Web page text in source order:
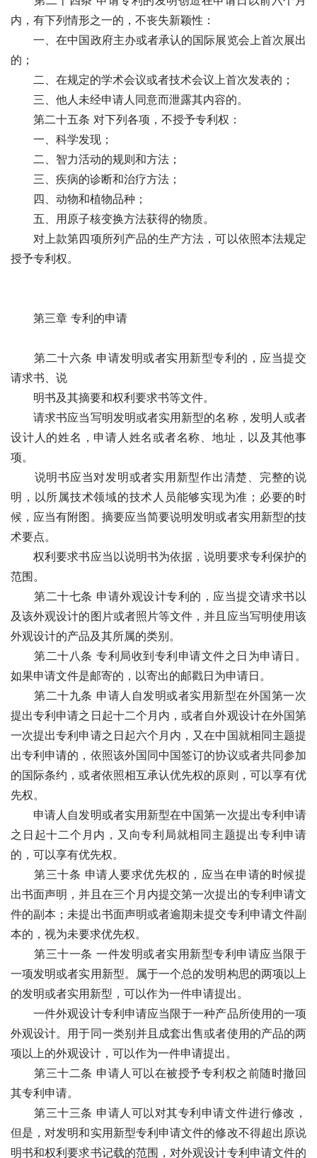
内，有下列情形之一的，不丧失新颖性：
一、在中国政府主办或者承认的国际展览会上首次展出
的；
二、在规定的学术会议或者技术会议上首次发表的；
三、他人未经申请人同意而泄露其内容的。
第二十五条 对下列各项，不授予专利权：
一、科学发现；
二、智力活动的规则和方法；
三、疾病的诊断和治疗方法；
四、动物和植物品种；
五、用原子核变换方法获得的物质。
对上款第四项所列产品的生产方法，可以依照本法规定
授予专利权。
第三章 专利的申请
第二十六条 申请发明或者实用新型专利的，应当提交
请求书、说
明书及其摘要和权利要求书等文件。
请求书应当写明发明或者实用新型的名称，发明人或者
设计人的姓名，申请人姓名或者名称、地址，以及其他事
项。
说明书应当对发明或者实用新型作出清楚、完整的说
明，以所属技术领域的技术人员能够实现为准；必要的时
候，应当有附图。摘要应当简要说明发明或者实用新型的技
术要点。
权利要求书应当以说明书为依据，说明要求专利保护的
范围。
第二十七条 申请外观设计专利的，应当提交请求书以
及该外观设计的图片或者照片等文件，并且应当写明使用该
外观设计的产品及其所属的类别。
第二十八条 专利局收到专利申请文件之日为申请日。
如果申请文件是邮寄的，以寄出的邮戳日为申请日。
第二十九条 申请人自发明或者实用新型在外国第一次
提出专利申请之日起十二个月内，或者自外观设计在外国第
一次提出专利申请之日起六个月内，又在中国就相同主题提
出专利申请的，依照该外国同中国签订的协议或者共同参加
的国际条约，或者依照相互承认优先权的原则，可以享有优
先权。
申请人自发明或者实用新型在中国第一次提出专利申请
之日起十二个月内，又向专利局就相同主题提出专利申请
的，可以享有优先权。
第三十条 申请人要求优先权的，应当在申请的时候提
出书面声明，并且在三个月内提交第一次提出的专利申请文
件的副本；未提出书面声明或者逾期未提交专利申请文件副
本的，视为未要求优先权。
第三十一条 一件发明或者实用新型专利申请应当限于
一项发明或者实用新型。属于一个总的发明构思的两项以上
的发明或者实用新型，可以作为一件申请提出。
一件外观设计专利申请应当限于一种产品所使用的一项
外观设计。用于同一类别并且成套出售或者使用的产品的两
项以上的外观设计，可以作为一件申请提出。
第三十二条 申请人可以在被授予专利权之前随时撤回
其专利申请。
第三十三条 申请人可以对其专利申请文件进行修改，
但是，对发明和实用新型专利申请文件的修改不得超出原说
明书和权利要求书记载的范围，对外观设计专利申请文件的